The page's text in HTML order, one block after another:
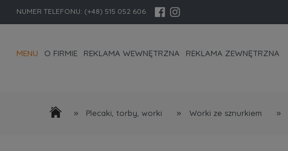
NUMER TELEFONU: (+48) 515 052 606
MENU O FIRMIE REKLAMA WEWNĘTRZNA REKLAMA ZEWNĘTRZNA
» Plecaki, torby, worki » Worki ze sznurkiem »